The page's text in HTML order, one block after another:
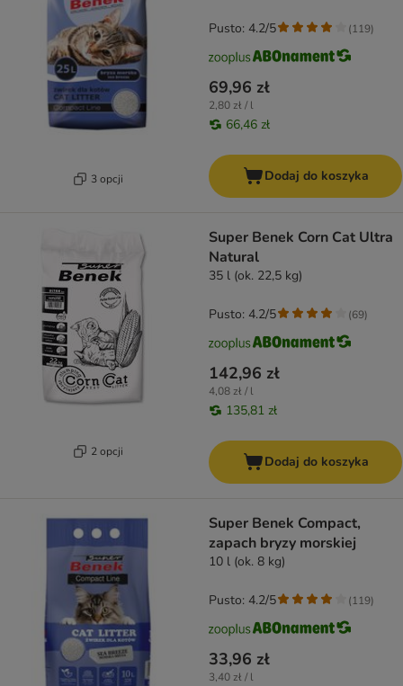
3 opcji
69,96 zł
2,80 zł / l
66,46 zł
Pusto: 4.2/5 (119)
Dodaj do koszyka
2 opcji
Super Benek Corn Cat Ultra
Natural
35 l (ok. 22,5 kg)
142,96 zł
4,08 zł / l
135,81 zł
Pusto: 4.2/5 (69)
Dodaj do koszyka
Super Benek Compact,
zapach bryzy morskiej
10 l (ok. 8 kg)
33,96 zł
3,40 zł / l
Pusto: 4.2/5 (119)